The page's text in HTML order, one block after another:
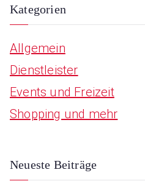
Kategorien
Allgemein
Dienstleister
Events und Freizeit
Shopping und mehr
Neueste Beiträge